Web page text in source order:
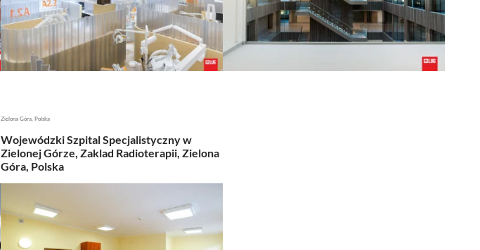
Zielona Góra, Polska
Wojewódzki Szpital Specjalistyczny w
Zielonej Górze, Zaklad Radioterapii, Zielona
Góra, Polska